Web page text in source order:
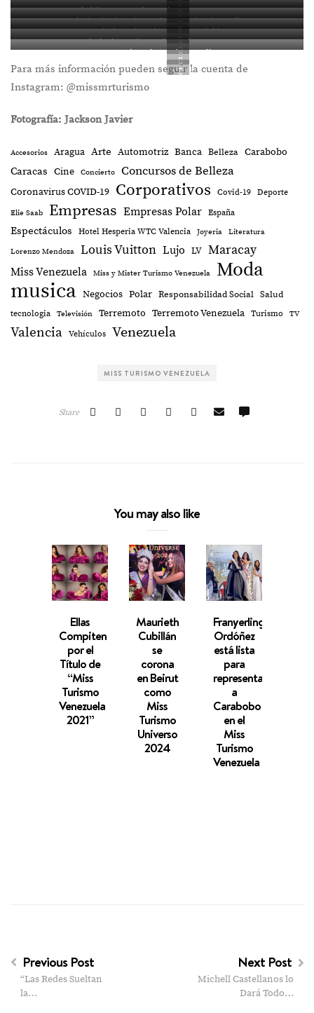
ITPIN
ITPIN
ITPIN
PIN
IT
Gabriela Torres, Miss Turismo Nueva Esparta
PIN
IT
Valeria Pineda, Miss Turismo Peninsula Guajira
PIN
IT
María de Jesús, Miss Turismo Táchira
PIN
IT
Amizabeth Ramírez, Miss Turismo Yaracuy
Jay Osorio, Miss Turismo Zulia
Para más información pueden seguir la cuenta de
Instagram: @missmrturismo
Fotografía: Jackson Javier
Accesorios Aragua Arte Automotriz Banca Belleza Carabobo
Caracas Cine Concierto Concursos de Belleza
Coronavirus COVID-19 Corporativos Covid-19 Deporte
Elie Saab Empresas Empresas Polar España
Espectáculos Hotel Hesperia WTC Valencia Joyeria
Literatura
Lorenzo Mendoza
Louis Vuitton Lujo LV Maracay
Miss Venezuela Miss y Mister Turismo Venezuela Moda
musica Negocios Polar Responsabilidad Social Salud
tecnologia Televisión Terremoto Terremoto Venezuela Turismo TV
Valencia Vehículos Venezuela
MISS TURISMO VENEZUELA
Share
You may also like
Ellas
Compiten
por el
Título de
“Miss
Turismo
Venezuela
2021”
Maurieth
Cubillán
se
corona
en Beirut
como
Miss
Turismo
Universo
2024
Franyerling
Ordóñez
está lista
para
representar
a
Carabobo
en el
Miss
Turismo
Venezuela
Previous Post
“Las Redes Sueltan
la…
Next Post
Michell Castellanos lo
Dará Todo…